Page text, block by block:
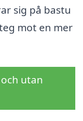
sig på bastu
mot en mer
utan